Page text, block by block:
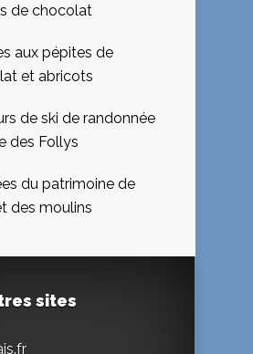
de chocolat
aux pépites de
et abricots
de ski de randonnée
des Follys
du patrimoine de
des moulins
sites